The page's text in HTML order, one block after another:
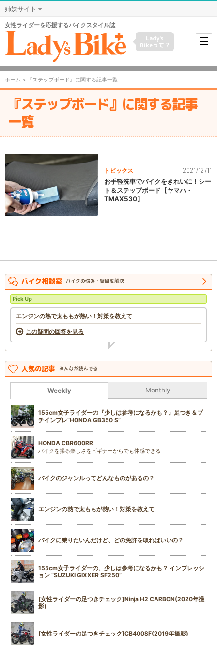
姉妹サイト
女性ライダーを応援するバイクスタイル誌
Lady's
Bikeって？
ホーム > 『ステップボード』に関する記事一覧
『ステップボード』に関する記事
一覧
トピックス 2021/12/11
お手軽洗車でバイクをきれいに！シー
ト＆ステップボード【ヤマハ・
TMAX530】
バイク相談室 バイクの悩み・疑問を解決
Pick Up
エンジンの熱で太ももが熱い！対策を教えて
この疑問の回答を見る
人気の記事 みんなが読んでる
Weekly Monthly
155cm女子ライダーの『少しは参考になるかも？』足つき＆プ
チインプレ“HONDA GB350 S”
HONDA CBR600RR
バイクを操る楽しさをビギナーからでも体感できる
バイクのジャンルってどんなものがあるの？
エンジンの熱で太ももが熱い！対策を教えて
バイクに乗りたいんだけど、どの免許を取ればいいの？
155cm女子ライダーの、少しは参考になるかも？ インプレッシ
ョン “SUZUKI GIXXER SF250”
[女性ライダーの足つきチェック]Ninja H2 CARBON(2020年撮
影)
[女性ライダーの足つきチェック]CB400SF(2019年撮影)